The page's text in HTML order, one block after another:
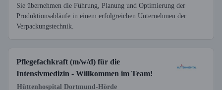
Sie übernehmen die Führung, Planung und Optimierung der
Produktionsabläufe in einem erfolgreichen Unternehmen der
Verpackungstechnik.
Pflegefachkraft (m/w/d) für die
Intensivmedizin - Willkommen im Team!
Hüttenhospital Dortmund-Hörde